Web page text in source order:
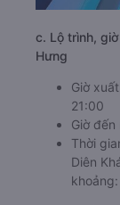
c. Lộ trình,
Hưng
Giờ
21:00
Giờ đến
Thời
Diên